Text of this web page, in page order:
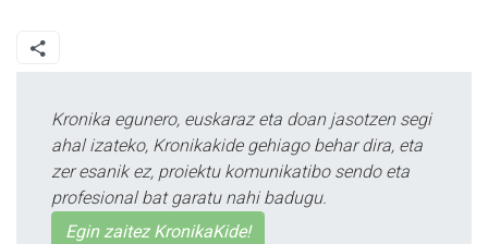
Kronika egunero, euskaraz eta doan jasotzen segi
ahal izateko, Kronikakide gehiago behar dira, eta
zer esanik ez, proiektu komunikatibo sendo eta
profesional bat garatu nahi badugu.
Egin zaitez KronikaKide!